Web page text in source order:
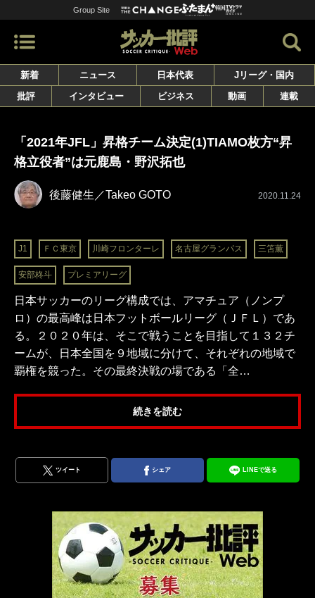
Group Site
新着 ニュース 日本代表
Jリーグ・国内
批評
インタビュー ビジネス 動画 連載
「2021年JFL」昇格チーム決定(1)TIAMO枚方“昇
格立役者”は元鹿島・野沢拓也
後藤健生／Takeo GOTO 2020.11.24
J1 ＦＣ東京 川崎フロンターレ 名古屋グランパス 三笘薫
安部柊斗 プレミアリーグ
日本サッカーのリーグ構成では、アマチュア（ノンプ
ロ）の最高峰は日本フットボールリーグ（ＪＦＬ）であ
る。２０２０年は、そこで戦うことを目指して１３２チ
ームが、日本全国を９地域に分けて、それぞれの地域で
覇権を競った。その最終決戦の場である「全…
続きを読む
ツイート シェア LINEで送る